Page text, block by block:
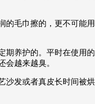
毛巾擦的，更不可能
养护的。平时在使用
越来越臭。
发或者真皮长时间被